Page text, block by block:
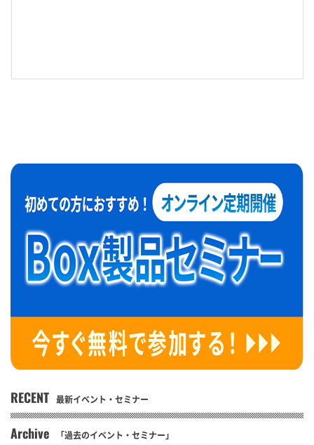
RECENT 最新イベント・セミナー
Archive 「過去のイベント・セミナー」